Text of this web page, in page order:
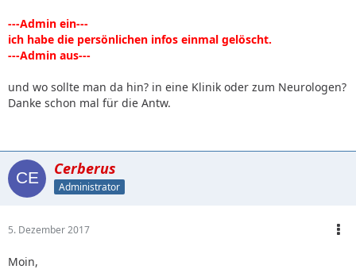
---Admin ein---
ich habe die persönlichen infos einmal gelöscht.
---Admin aus---
und wo sollte man da hin? in eine Klinik oder zum Neurologen?
Danke schon mal für die Antw.
Cerberus
Administrator
5. Dezember 2017
Moin,